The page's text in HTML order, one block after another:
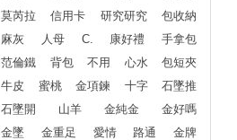
莫芮拉
信用卡 研究研究
包收納
麻灰
人母 C. 康好禮
手拿包
范倫鐵
背包 不用 心水
包短夾
牛皮
蜜桃 金項鍊 十字
石墜推
石墜開
山羊 金純金
金好嗎
金墜
金重足 愛情 路通 金牌